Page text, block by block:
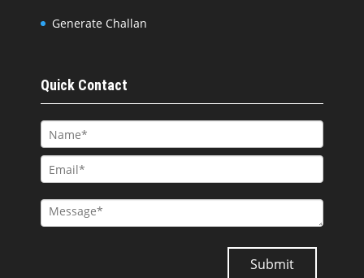
Generate Challan
Quick Contact